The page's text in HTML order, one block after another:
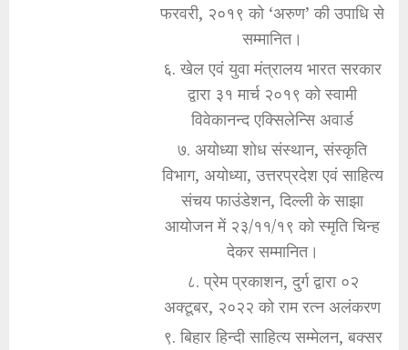
फरवरी, २०१९ को ‘अरुण’ की उपाधि से
सम्मानित।
६. खेल एवं युवा मंत्रालय भारत सरकार
द्वारा ३१ मार्च २०१९ को स्वामी
विवेकानन्द एक्सिलेन्सि अवार्ड
७. अयोध्या शोध संस्थान, संस्कृति
विभाग, अयोध्या, उत्तरप्रदेश एवं साहित्य
संचय फाउंडेशन, दिल्ली के साझा
आयोजन में २३/११/१९ को स्मृति चिन्ह
देकर सम्मानित।
८. प्रेम प्रकाशन, दुर्ग द्वारा ०२
अक्टूबर, २०२२ को राम रत्न अलंकरण
९. बिहार हिन्दी साहित्य सम्मेलन, बक्सर